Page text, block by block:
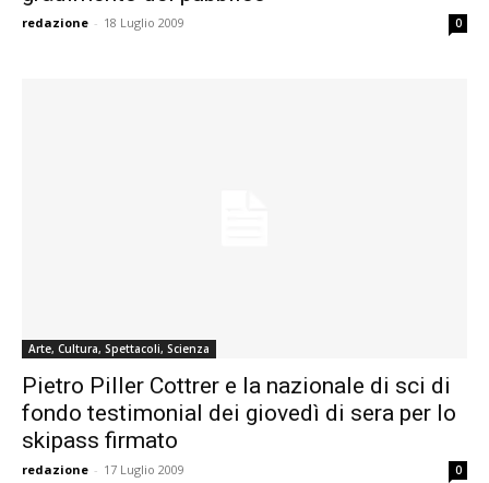
redazione - 18 Luglio 2009 0
Arte, Cultura, Spettacoli, Scienza
Pietro Piller Cottrer e la nazionale di sci di
fondo testimonial dei giovedì di sera per lo
skipass firmato
redazione - 17 Luglio 2009 0